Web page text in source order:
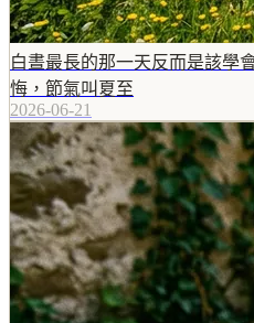
白晝最長的那一天反而是該學
悔，節氣叫夏至
2026-06-21